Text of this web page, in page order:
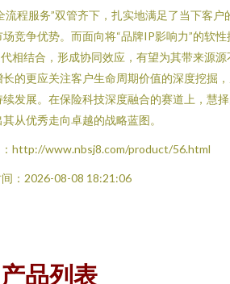
流程服务”双管齐下，扎实地满足了当下客户
竞争优势。而面向将“品牌IP影响力”的软性
相结合，形成协同效应，有望为其带来源源
的更应关注客户生命周期价值的深度挖掘
发展。在保险科技深度融合的赛道上，慧
从优秀走向卓越的战略蓝图。
http://www.nbsj8.com/product/56.html
：2026-08-08 18:21:06
产品列表